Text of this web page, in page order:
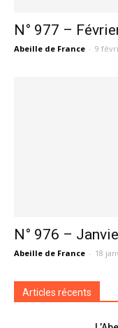
N° 977 –
Abeille de France - 9
N° 976 –
Abeille de France - 18
Articles récents